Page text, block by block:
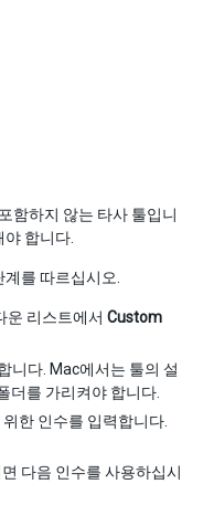
함하지 않는 타사 툴입니
합니다.
를 따르십시오.
운 리스트에서 Custom
니다. Mac에서는 툴의 설
더를 가리켜야 합니다.
한 인수를 입력합니다.
다음 인수를 사용하십시